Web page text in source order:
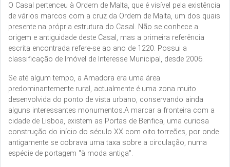
O Casal pertenceu à Ordem de Malta, que é visível pela existência
de vários marcos com a cruz da Ordem de Malta, um dos quais
presente na própria estrutura do Casal. Não se conhece a
origem e antiguidade deste Casal, mas a primeira referência
escrita encontrada refere-se ao ano de 1220. Possui a
classificação de Imóvel de Interesse Municipal, desde 2006.
Se até algum tempo, a Amadora era uma área
predominantemente rural, actualmente é uma zona muito
desenvolvida do ponto de vista urbano, conservando ainda
alguns interessantes monumentos.A marcar a fronteira com a
cidade de Lisboa, existem as Portas de Benfica, uma curiosa
construção do início do século XX com oito torreões, por onde
antigamente se cobrava uma taxa sobre a circulação, numa
espécie de portagem "à moda antiga".